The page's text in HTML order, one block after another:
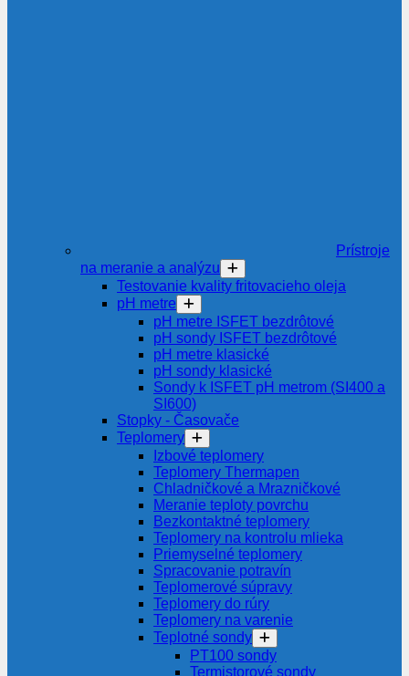
Prístroje
na meranie a analýzu
Testovanie kvality fritovacieho oleja
pH metre
pH metre ISFET bezdrôtové
pH sondy ISFET bezdrôtové
pH metre klasické
pH sondy klasické
Sondy k ISFET pH metrom (SI400 a
SI600)
Stopky - Časovače
Teplomery
Izbové teplomery
Teplomery Thermapen
Chladničkové a Mrazničkové
Meranie teploty povrchu
Bezkontaktné teplomery
Teplomery na kontrolu mlieka
Priemyselné teplomery
Spracovanie potravín
Teplomerové súpravy
Teplomery do rúry
Teplomery na varenie
Teplotné sondy
PT100 sondy
Termistorové sondy